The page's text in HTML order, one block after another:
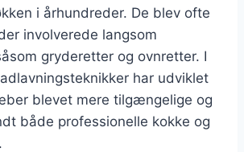
i århundreder. De blev ofte
involverede langsom
gryderetter og ovnretter. I
har udviklet
blevet mere tilgængelige og
både professionelle kokke og